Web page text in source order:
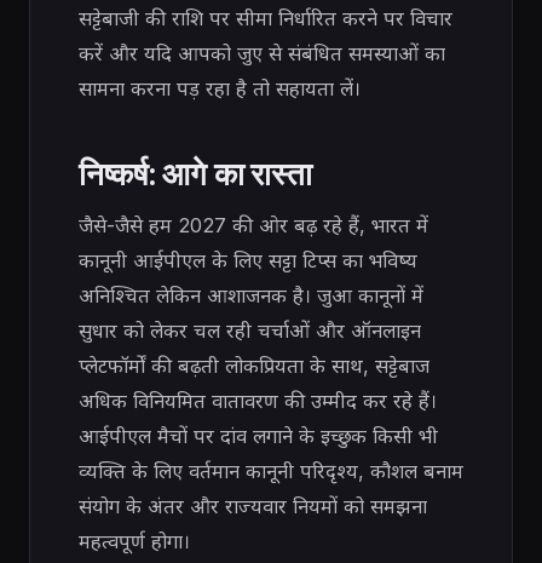
सट्टेबाजी की राशि पर सीमा निर्धारित करने पर विचार
करें और यदि आपको जुए से संबंधित समस्याओं का
सामना करना पड़ रहा है तो सहायता लें।
निष्कर्ष: आगे का रास्ता
जैसे-जैसे हम 2027 की ओर बढ़ रहे हैं, भारत में
कानूनी आईपीएल के लिए सट्टा टिप्स का भविष्य
अनिश्चित लेकिन आशाजनक है। जुआ कानूनों में
सुधार को लेकर चल रही चर्चाओं और ऑनलाइन
प्लेटफॉर्मों की बढ़ती लोकप्रियता के साथ, सट्टेबाज
अधिक विनियमित वातावरण की उम्मीद कर रहे हैं।
आईपीएल मैचों पर दांव लगाने के इच्छुक किसी भी
व्यक्ति के लिए वर्तमान कानूनी परिदृश्य, कौशल बनाम
संयोग के अंतर और राज्यवार नियमों को समझना
महत्वपूर्ण होगा।